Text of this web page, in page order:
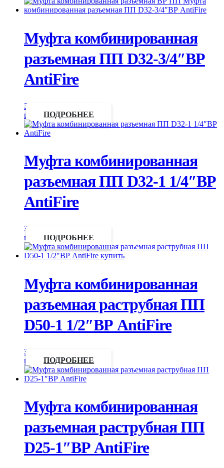
Муфта комбинированная
разъемная ПП D32-3/4″ВР
AntiFire
Запросить
цену
ПОДРОБНЕЕ
Муфта комбинированная
разъемная ПП D32-1 1/4″ВР
AntiFire
Запросить
цену
ПОДРОБНЕЕ
Муфта комбинированная
разъемная раструбная ПП
D50-1 1/2″ВР AntiFire
Запросить
цену
ПОДРОБНЕЕ
Муфта комбинированная
разъемная раструбная ПП
D25-1″ВР AntiFire